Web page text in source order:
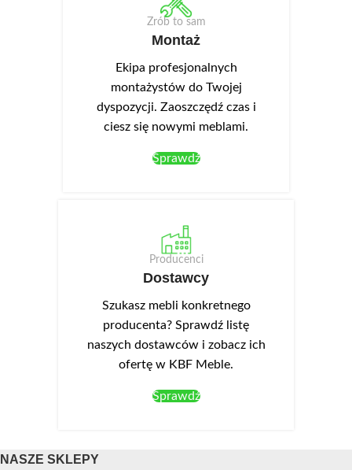
Zrób to sam
Montaż
Ekipa profesjonalnych
montażystów do Twojej
dyspozycji. Zaoszczędź czas i
ciesz się nowymi meblami.
Sprawdź
Producenci
Dostawcy
Szukasz mebli konkretnego
producenta? Sprawdź listę
naszych dostawców i zobacz ich
ofertę w KBF Meble.
Sprawdź
NASZE SKLEPY